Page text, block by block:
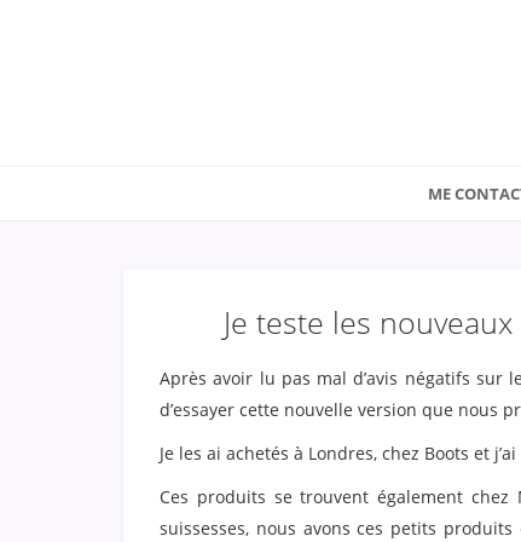
ME
Je teste les
Après avoir lu pas mal d’avis négatifs sur
d’essayer cette nouvelle version que nous
Je les ai achetés à Londres, chez Boots et
Ces produits se trouvent également
suissesses, nous avons ces petits